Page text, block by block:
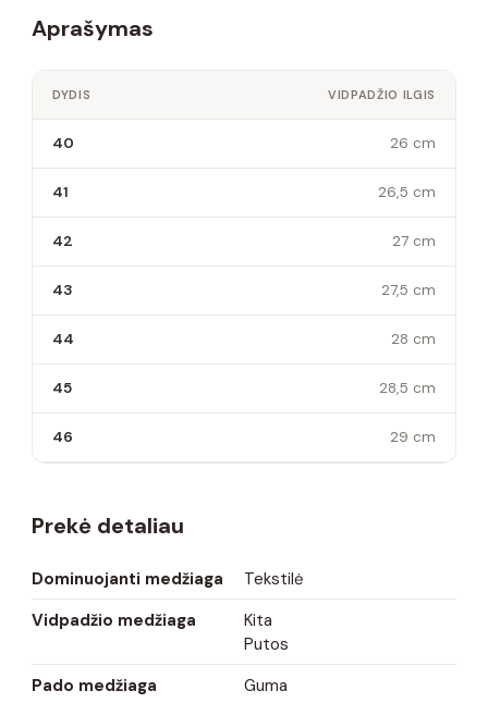
Aprašymas
DYDIS VIDPADŽIO ILGIS
40 26 cm
41 26,5 cm
42 27 cm
43 27,5 cm
44 28 cm
45 28,5 cm
46 29 cm
Prekė detaliau
Dominuojanti medžiaga
Tekstilė
Vidpadžio medžiaga
Kita
Putos
Pado medžiaga
Guma